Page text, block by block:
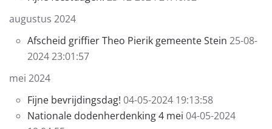
augustus 2024
Afscheid griffier Theo Pierik gemeente Stein 25-08-
2024 23:01:57
mei 2024
Fijne bevrijdingsdag! 04-05-2024 19:13:58
Nationale dodenherdenking 4 mei 04-05-2024